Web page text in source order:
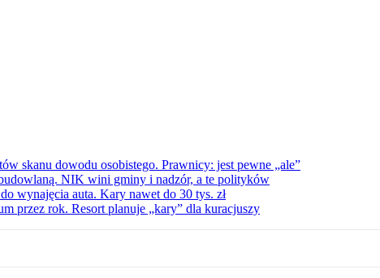
skanu dowodu osobistego. Prawnicy: jest pewne „ale”
NIK wini gminy i nadzór, a te polityków
wynajęcia auta. Kary nawet do 30 tys. zł
przez rok. Resort planuje „kary” dla kuracjuszy